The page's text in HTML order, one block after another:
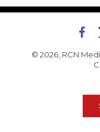
© 2026, RCN